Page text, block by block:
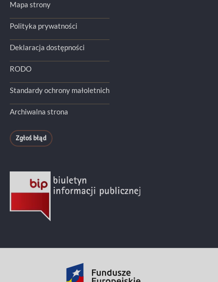
Mapa strony
Polityka prywatności
Deklaracja dostępności
RODO
Standardy ochrony małoletnich
Archiwalna strona
Zgłoś błąd